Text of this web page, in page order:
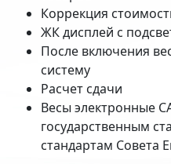
Коррекция
ЖК дисплей с
После включения
систему
Расчет сдачи
Весы электронные
государственным
стандартам Совета